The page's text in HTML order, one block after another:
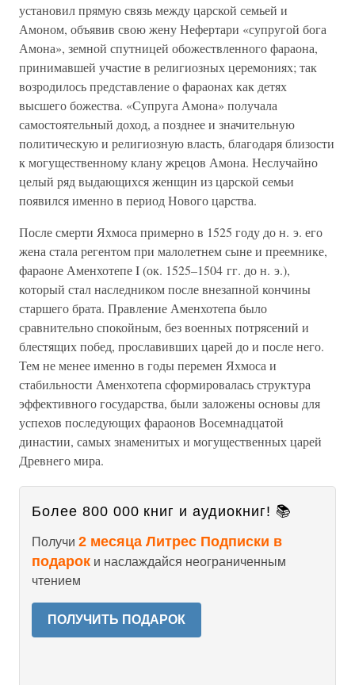
установил прямую связь между царской семьей и
Амоном, объявив свою жену Нефертари «супругой бога
Амона», земной спутницей обожествленного фараона,
принимавшей участие в религиозных церемониях; так
возродилось представление о фараонах как детях
высшего божества. «Супруга Амона» получала
самостоятельный доход, а позднее и значительную
политическую и религиозную власть, благодаря близости
к могущественному клану жрецов Амона. Неслучайно
целый ряд выдающихся женщин из царской семьи
появился именно в период Нового царства.
После смерти Яхмоса примерно в 1525 году до н. э. его
жена стала регентом при малолетнем сыне и преемнике,
фараоне Аменхотепе I (ок. 1525–1504 гг. до н. э.),
который стал наследником после внезапной кончины
старшего брата. Правление Аменхотепа было
сравнительно спокойным, без военных потрясений и
блестящих побед, прославивших царей до и после него.
Тем не менее именно в годы перемен Яхмоса и
стабильности Аменхотепа сформировалась структура
эффективного государства, были заложены основы для
успехов последующих фараонов Восемнадцатой
династии, самых знаменитых и могущественных царей
Древнего мира.
Более 800 000 книг и аудиокниг! 📚
Получи 2 месяца Литрес Подписки в
подарок и наслаждайся неограниченным
чтением
ПОЛУЧИТЬ ПОДАРОК